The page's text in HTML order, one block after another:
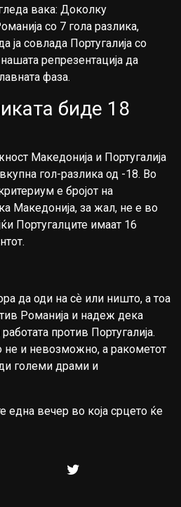
вака: Доколку
со 7 гола разлика,
ја совлада Португалија со
репрезентација да
фаза.
биде 18
Македонија и Португалија
гол-разлика од -18. Во
е бројот на
Македонија, за жал, не е во
Португалците имаат 16
да оди на сѐ или ништо, а тоа
Романија и надеж дека
против Португалија.
не и невозможно, а ракометот
големи драми и
една вечер во која срцето ќе